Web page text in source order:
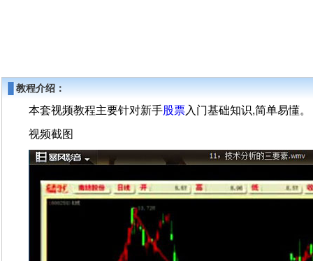
教程介绍：
本套视频教程主要针对新手股票入门基础知识,简单易懂。
视频截图